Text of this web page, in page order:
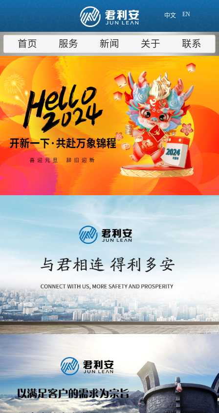
中文 EN
首页 服务 新闻 关于 联系